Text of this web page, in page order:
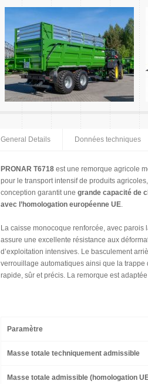
General Details Données techniques
PRONAR T6718 est une remorque agricole
pour le transport intensif de produits
conception garantit une grande capacité de
avec l’homologation européenne UE.
La caisse monocoque renforcée, avec
assure une excellente résistance aux
d’exploitation intensives. Le basculement
verrouillage automatiques ainsi que la
rapide, sûr et précis. La remorque est
Paramètre
Masse totale techniquement admissible
Masse totale admissible (homologation